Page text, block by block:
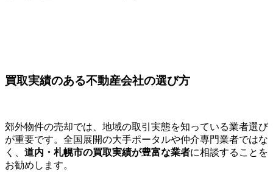
買取実績のある不動産会社の選び方
郊外物件の売却では、地域の取引実態を知っている業者選び
が重要です。全国展開の大手ポータルや仲介専門業者ではな
く、 道内・札幌市の買取実績が豊富な業者に相談することを
お勧めします。